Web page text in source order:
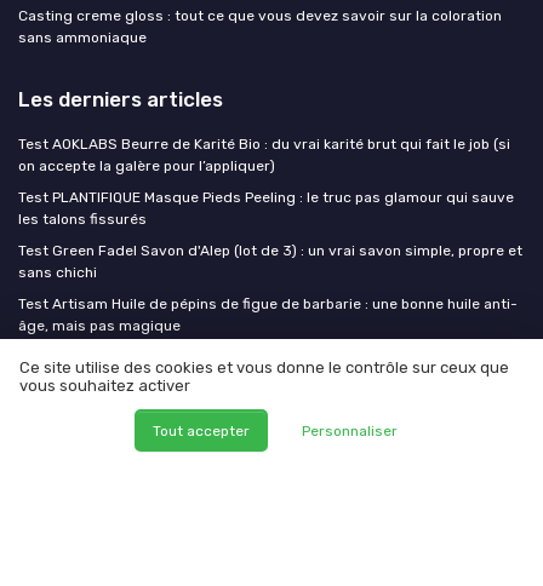
Casting creme gloss : tout ce que vous devez savoir sur la coloration
sans ammoniaque
Les derniers articles
Test AOKLABS Beurre de Karité Bio : du vrai karité brut qui fait le job (si
on accepte la galère pour l’appliquer)
Test PLANTIFIQUE Masque Pieds Peeling : le truc pas glamour qui sauve
les talons fissurés
Test Green Fadel Savon d'Alep (lot de 3) : un vrai savon simple, propre et
sans chichi
Test Artisam Huile de pépins de figue de barbarie : une bonne huile anti-
âge, mais pas magique
fait le job pour la peau et les cheveux
Mes cosmetiques bio
Ce site utilise des cookies et vous donne le contrôle sur ceux que
vous souhaitez activer
Tout accepter Personnaliser